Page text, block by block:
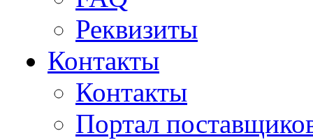
Реквизиты
Контакты
Контакты
Портал